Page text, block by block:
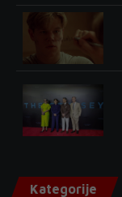
Kategorije